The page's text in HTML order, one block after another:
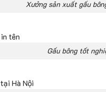
Xưởng sản xuất gấu
Gấu bông tốt